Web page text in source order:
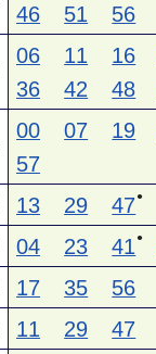
46
51 56
06 11 16
36
42 48
00 07 19
57
13 29 47●
04 23 41 ●
17 35 56
11 29 47